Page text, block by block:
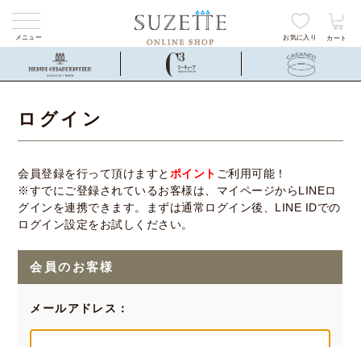
メニュー お気に入り カート
ログイン
会員登録を行って頂けますと ポイント ご利用可能！
※すでにご登録されているお客様は、マイページからLINEロ
グインを連携できます。まずは通常ログイン後、LINE IDでの
ログイン設定をお試しください。
会員のお客様
メールアドレス：